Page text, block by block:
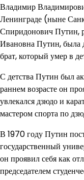
Владимир
Ленинграде (ныне
Спиридонович Путин,
Ивановна Путин, была
брат, который умер в
С детства Путин был
раннем возрасте он
увлекался дзюдо и
мастером спорта по
В 1970 году Путин
государственный
он проявил себя как
председателем